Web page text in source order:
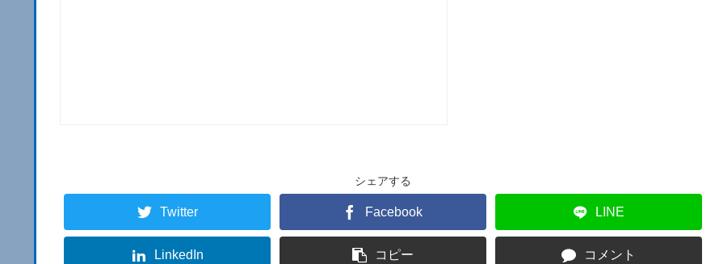
シェアする
Twitter Facebook LINE
LinkedIn コピー コメント